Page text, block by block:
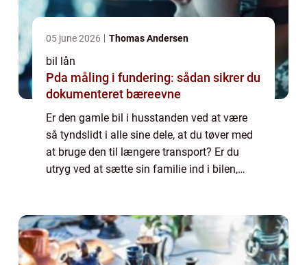
05 june 2026 Thomas Andersen
bil lån
Pda måling i fundering: sådan sikrer du
dokumenteret bæreevne
Er den gamle bil i husstanden ved at være
så tyndslidt i alle sine dele, at du tøver med
at bruge den til længere transport? Er du
utryg ved at sætte sin familie ind i bilen,